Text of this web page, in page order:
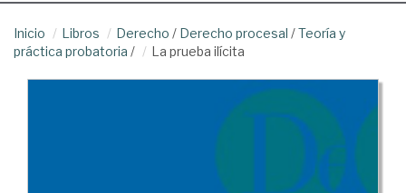
Inicio Libros Derecho / Derecho procesal /Teoría y
práctica probatoria / La prueba ilícita